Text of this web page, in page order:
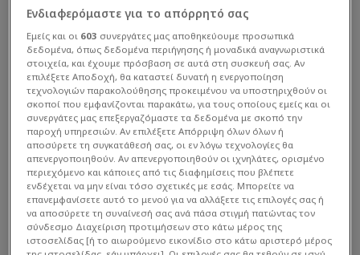
Ο διεθνής φορ πραγματοποίησε το ντεμπούτο
του σε Μουντιάλ στην αναμέτρηση της Αϊτής με
τη Σκωτία, όμως λίγες ώρες αργότερα κατάφερε
να τραβήξει τα βλέμματα για έναν εντελώς
διαφορετικό λόγο. Σε συνέντευξή του στη γαλλική
«L' Equipe», ο άσος της Ένωσης αποκάλυψε ότι ο
Ενδιαφερόμαστε για το απόρρητό σας
Εμείς και οι 603 συνεργάτες μας αποθηκεύουμε προσωπικά
δεδομένα, όπως δεδομένα περιήγησης ή μοναδικά αναγνωριστικά
στοιχεία, και έχουμε πρόσβαση σε αυτά στη συσκευή σας. Αν
επιλέξετε Αποδοχή, θα καταστεί δυνατή η ενεργοποίηση
τεχνολογιών παρακολούθησης προκειμένου να υποστηριχθούν οι
σκοποί που εμφανίζονται παρακάτω, για τους οποίους εμείς και οι
συνεργάτες μας επεξεργαζόμαστε τα δεδομένα με σκοπό την
παροχή υπηρεσιών. Αν επιλέξετε Απόρριψη όλων όλων ή
αποσύρετε τη συγκατάθεσή σας, οι εν λόγω τεχνολογίες θα
απενεργοποιηθούν. Αν απενεργοποιηθούν οι ιχνηλάτες, ορισμένο
περιεχόμενο και κάποιες από τις διαφημίσεις που βλέπετε
ενδέχεται να μην είναι τόσο σχετικές με εσάς. Μπορείτε να
επανεμφανίσετε αυτό το μενού για να αλλάξετε τις επιλογές σας ή
να αποσύρετε τη συναίνεσή σας ανά πάσα στιγμή πατώντας τον
σύνδεσμο Διαχείριση προτιμήσεων στο κάτω μέρος της
ιστοσελίδας [ή το αιωρούμενο εικονίδιο στο κάτω αριστερό μέρος